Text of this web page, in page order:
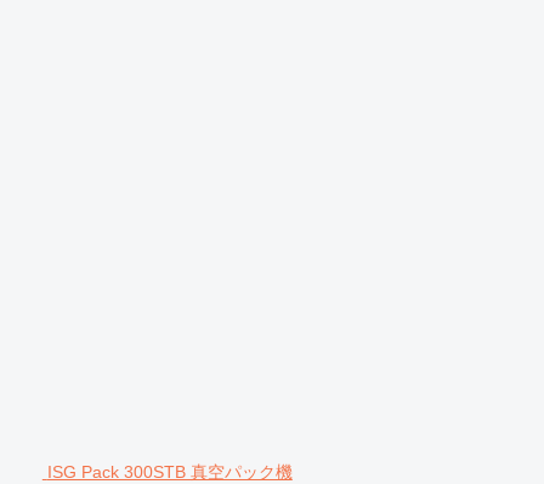
ISG Pack 300STB 真空パック機